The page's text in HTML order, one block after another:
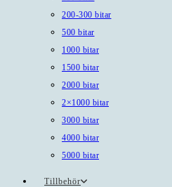
200-300 bitar
500 bitar
1000 bitar
1500 bitar
2000 bitar
2×1000 bitar
3000 bitar
4000 bitar
5000 bitar
Tillbehör